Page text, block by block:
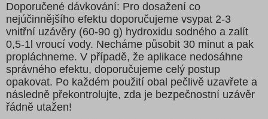
Doporučené dávkování: Pro dosažení co
nejúčinnějšího efektu doporučujeme vsypat 2-3
vnitřní uzávěry (60-90 g) hydroxidu sodného a zalít
0,5-1l vroucí vody. Necháme působit 30 minut a pak
propláchneme. V případě, že aplikace nedosáhne
správného efektu, doporučujeme celý postup
opakovat. Po každém použití obal pečlivě uzavřete a
následně překontrolujte, zda je bezpečnostní uzávěr
řádně utažen!